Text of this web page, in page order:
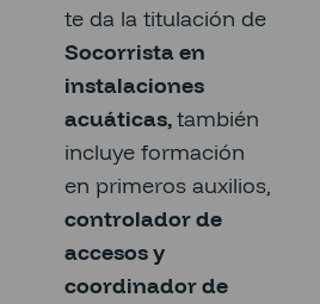
te da la titulación de
Socorrista en
instalaciones
acuáticas,también
incluye formación
en primeros auxilios,
controlador de
accesos y
coordinador de